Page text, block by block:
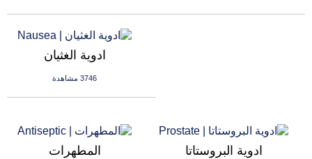
ادوية الغثيان
3746 مشاهدة
المطهرات ادوية البروستاتا